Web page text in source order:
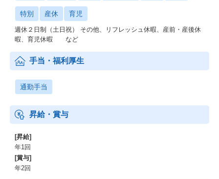
特別 産休 育児
週休２日制（土日祝） その他、リフレッシュ休暇、産前・産後休
暇、育児休暇 など
手当・福利厚生
通勤手当
昇給・賞与
[昇給]
年1回
[賞与]
年2回